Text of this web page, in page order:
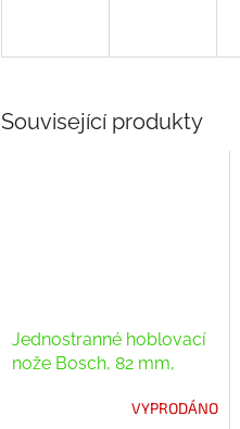
Související produkty
Jednostranné hoblovací
nože Bosch, 82 mm,
VYPRODÁNO